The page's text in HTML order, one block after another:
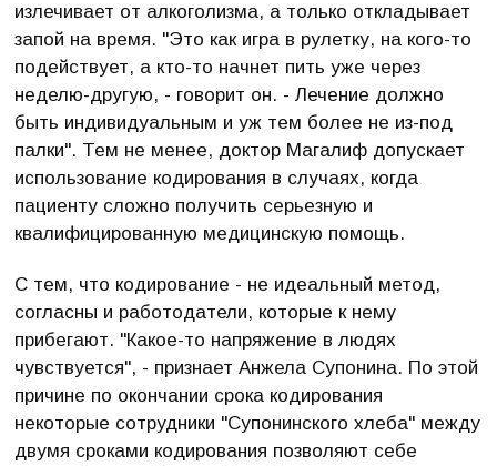
излечивает от алкоголизма, а только откладывает
запой на время. "Это как игра в рулетку, на кого-то
подействует, а кто-то начнет пить уже через
неделю-другую, - говорит он. - Лечение должно
быть индивидуальным и уж тем более не из-под
палки". Тем не менее, доктор Магалиф допускает
использование кодирования в случаях, когда
пациенту сложно получить серьезную и
квалифицированную медицинскую помощь.
С тем, что кодирование - не идеальный метод,
согласны и работодатели, которые к нему
прибегают. "Какое-то напряжение в людях
чувствуется", - признает Анжела Супонина. По этой
причине по окончании срока кодирования
некоторые сотрудники "Супонинского хлеба" между
двумя сроками кодирования позволяют себе